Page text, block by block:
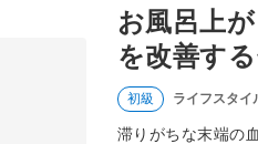
お風呂上
を改善す
初級 ライフスタイ
滞りがちな末端の